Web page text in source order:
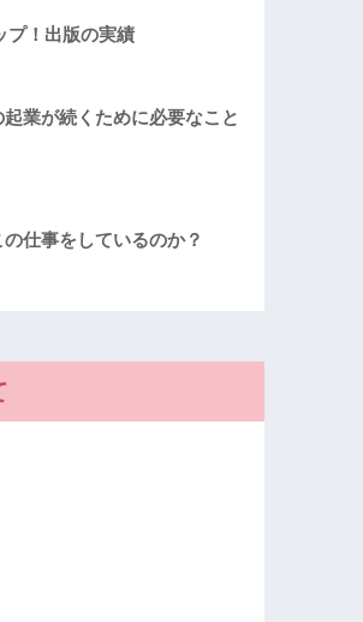
プ！出版の実績
起業が続くために必要なこと
仕事をしているのか？